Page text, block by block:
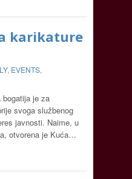
karikature
, EVENTS,
bogatija je za
svoga službenog
javnosti. Naime, u
otvorena je Kuća…